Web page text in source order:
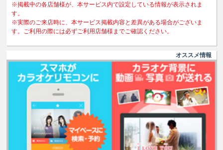
※掲載中の各店舗様が、本サービス内で設定している情報が表示されま
す。
※実際のご来店時に、本サービス掲載内容と差異がある場合がございま
す。ご利用の際には必ずご利用店舗様までご確認ください。
オススメ情報